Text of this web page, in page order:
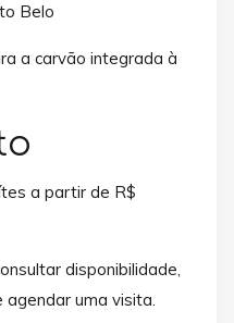
Belo
a carvão integrada à
a partir de R$
disponibilidade,
uma visita.